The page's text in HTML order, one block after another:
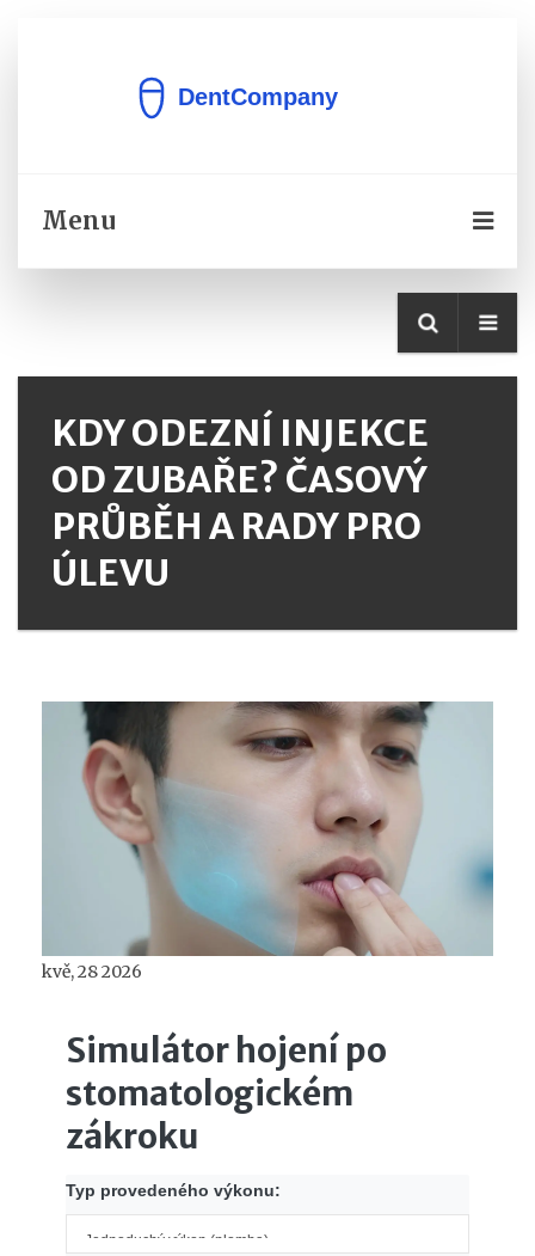
Menu
KDY ODEZNÍ INJEKCE
OD ZUBAŘE? ČASOVÝ
PRŮBĚH A RADY PRO
ÚLEVU
kvě, 28 2026
Simulátor hojení po
stomatologickém
zákroku
Typ provedeného výkonu: